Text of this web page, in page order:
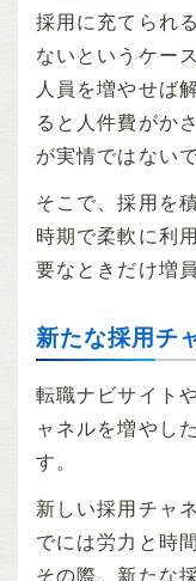
採用に充てられ
ないというケー
人員を増やせば
ると人件費がか
が実情ではない
そこで、採用を
時期で柔軟に利
要なときだけ増
新たな採用チ
転職ナビサイト
ャネルを増やし
す。
新しい採用チャ
でには労力と時
その際、新たな